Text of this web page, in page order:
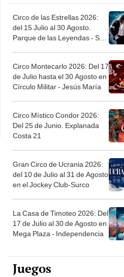
Circo de las Estrellas 2026:
del 15 Julio al 30 Agosto.
Parque de las Leyendas - San
Circo Montecarlo 2026: Del 17
de Julio hasta el 30 Agosto en
Círculo Militar - Jesús María
Circo Místico Condor 2026:
Del 25 de Junio. Explanada
Costa 21
Gran Circo de Ucrania 2026:
del 10 de Julio al 31 de Agosto
en el Jockey Club-Surco
La Casa de Timoteo 2026: Del
17 de Julio al 30 de Agosto en
Mega Plaza - Independencia
Juegos